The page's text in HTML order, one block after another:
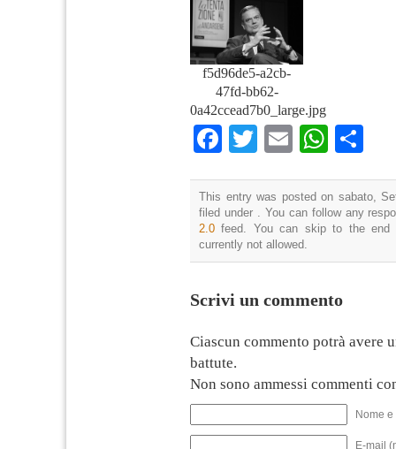
f5d96de5-a2cb-
47fd-bb62-
0a42ccead7b0_large.jpg
Facebook
TwitterEmail
This entry was posted on sabato,
filed under . You can follow any
2.0 feed. You can skip to the end
currently not allowed.
Scrivi un commento
Ciascun commento potrà avere
battute.
Non sono ammessi commenti
Nome
E-mail